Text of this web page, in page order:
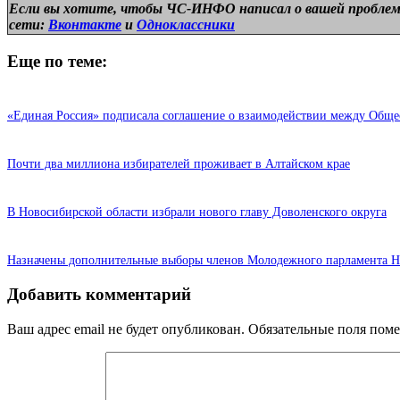
Если вы хотите, чтобы ЧС-ИНФО написал о вашей
сети: Вконтакте и Одноклассники
Еще по теме:
«Единая Россия» подписала соглашение о взаимодействии между
Почти два миллиона избирателей проживает в Алтайском крае
В Новосибирской области избрали нового главу Доволенского округа
Назначены дополнительные выборы членов Молодежного парламента
Добавить комментарий
Ваш адрес email не будет опубликован. Обязательные поля